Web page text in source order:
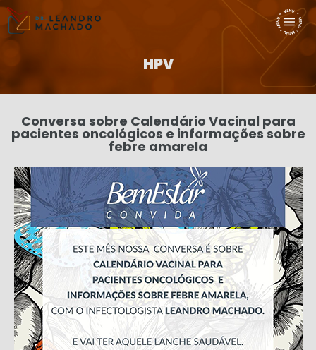
HPV
Conversa sobre Calendário Vacinal para
pacientes oncológicos e informações sobre
febre amarela